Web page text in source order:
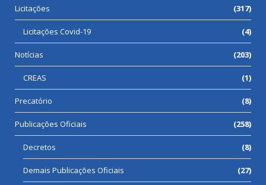
Licitações (317)
Licitações Covid-19 (4)
Notícias (203)
CREAS (1)
Precatório (8)
Publicações Oficiais (258)
Decretos (8)
Demais Publicações Oficiais (27)